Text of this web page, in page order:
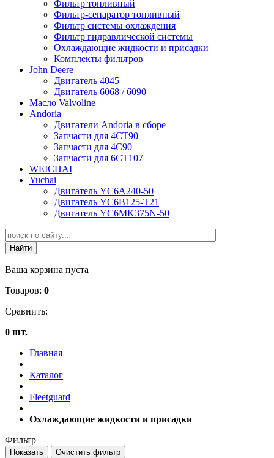
Фильтр топливный
Фильтр-сепаратор топливный
Фильтр системы охлаждения
Фильтр гидравлической системы
Охлаждающие жидкости и присадки
Комплекты фильтров
John Deere
Двигатель 4045
Двигатель 6068 / 6090
Масло Valvoline
Andoria
Двигатели Andoria в сборе
Запчасти для 4CT90
Запчасти для 4С90
Запчасти для 6CT107
WEICHAI
Yuchai
Двигатель YC6A240-50
Двигатель YC6B125-T21
Двигатель YC6MK375N-50
Ваша корзина пуста
Товаров: 0
Сравнить:
0 шт.
Главная
Каталог
Fleetguard
Охлаждающие жидкости и присадки
Фильтр